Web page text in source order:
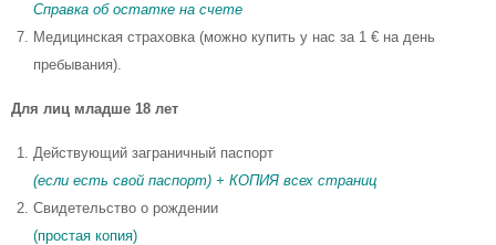
Справка об остатке на счете
Медицинская страховка (можно купить у нас за 1 € на день
пребывания).
Для лиц младше 18 лет
Действующий заграничный паспорт
(если есть свой паспорт) + КОПИЯ всех страниц
Свидетельство о рождении
(простая копия)